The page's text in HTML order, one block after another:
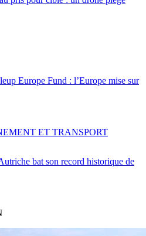
Europe Fund : l’Europe mise sur
bat son record historique de
ET TRANSPORT